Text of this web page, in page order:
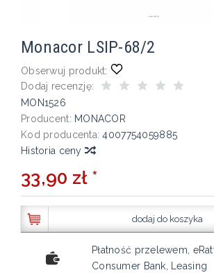
Monacor LSIP-68/2
Obserwuj produkt:
Dodaj recenzję:
MON1526
Producent: MONACOR
Kod producenta: 4007754059885
Historia ceny
33,90 zł *
dodaj do koszyka
Płatność przelewem,
Consumer Bank, Leasing